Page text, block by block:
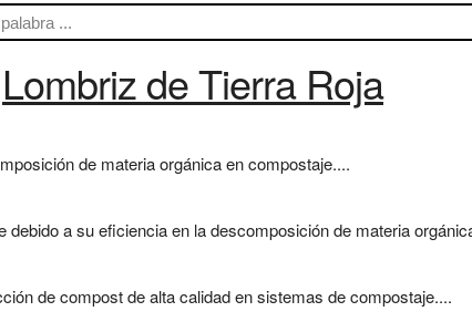
Lombriz de Tierra Roja
de materia orgánica en compostaje....
a su eficiencia en la descomposición de materia
de compost de alta calidad en sistemas de compostaje....